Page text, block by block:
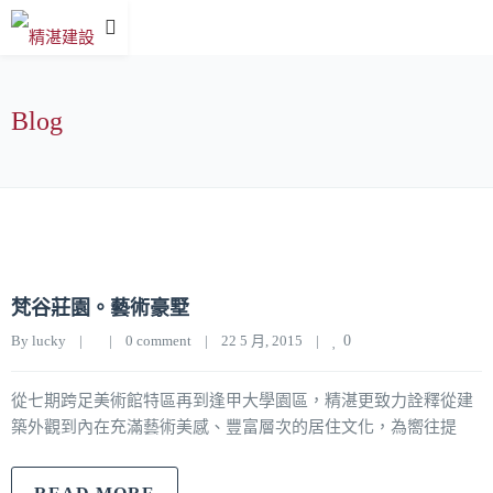
Blog
梵谷莊園。藝術豪墅
By lucky | | 0 comment | 22 5 月, 2015 | 0
從七期跨足美術館特區再到逢甲大學園區，精湛更致力詮釋從建
築外觀到內在充滿藝術美感、豐富層次的居住文化，為嚮往提